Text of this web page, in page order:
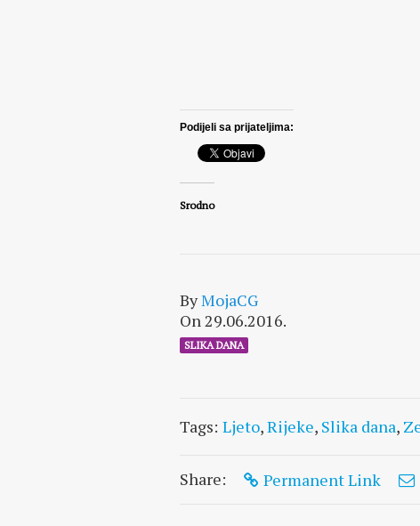
Podijeli sa prijateljima:
Srodno
ByMojaCG
On 29.06.2016.
SLIKA DANA
Tags: Ljeto,Rijeke, Slika dana,
Share: Permanent Link